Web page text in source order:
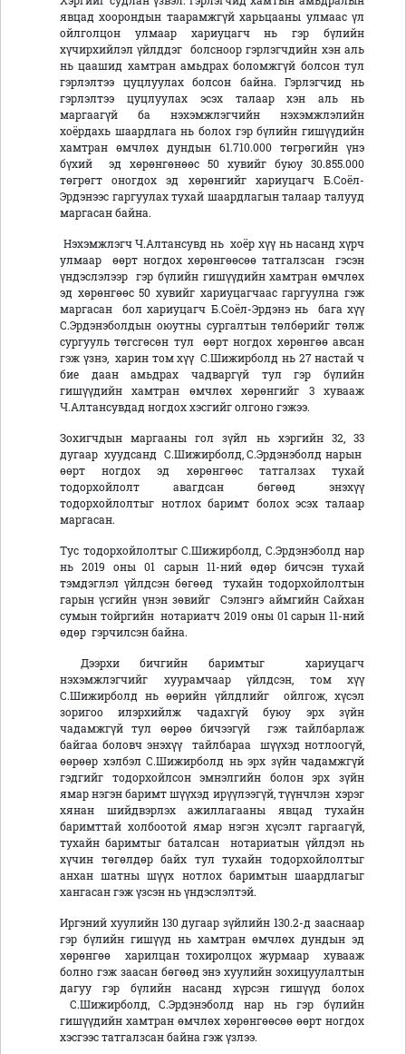
явцад хоорондын таарамжгүй харьцааны улмаас үл
ойлголцон улмаар хариуцагч нь гэр бүлийн
хүчирхийлэл үйлддэг болсноор гэрлэгчдийн хэн аль
нь цаашид хамтран амьдрах боломжгүй болсон тул
гэрлэлтээ цуцлуулах болсон байна. Гэрлэгчид нь
гэрлэлтээ цуцлуулах эсэх талаар хэн аль нь
маргаагүй ба нэхэмжлэгчийн нэхэмжлэлийн
хоёрдахь шаардлага нь болох гэр бүлийн гишүүдийн
хамтран өмчлөх дундын 61.710.000 төгрөгийн үнэ
бүхий эд хөрөнгөнөөс 50 хувийг буюу 30.855.000
төгрөгт оногдох эд хөрөнгийг хариуцагч Б.Соёл-
Эрдэнээс гаргуулах тухай шаардлагын талаар талууд
маргасан байна.
Нэхэмжлэгч Ч.Алтансувд нь хоёр хүү нь насанд хүрч
улмаар өөрт ногдох хөрөнгөөсөө татгалзсан гэсэн
үндэслэлээр гэр бүлийн гишүүдийн хамтран өмчлөх
эд хөрөнгөөс 50 хувийг хариуцагчаас гаргуулна гэж
маргасан бол хариуцагч Б.Соёл-Эрдэнэ нь бага хүү
С.Эрдэнэболдын оюутны сургалтын төлбөрийг төлж
сургууль төгсгөсөн тул өөрт ногдох хөрөнгөө авсан
гэж үзнэ, харин том хүү С.Шижирболд нь 27 настай ч
бие даан амьдрах чадваргүй тул гэр бүлийн
гишүүдийн хамтран өмчлөх хөрөнгийг 3 хувааж
Ч.Алтансувдад ногдох хэсгийг олгоно гэжээ.
Зохигчдын маргааны гол зүйл нь хэргийн 32, 33
дугаар хуудсанд С.Шижирболд, С.Эрдэнэболднарын
өөрт ногдох эд хөрөнгөөс татгалзах тухай
тодорхойлолт авагдсан бөгөөд энэхүү
тодорхойлолтыг нотлох баримт болох эсэх талаар
маргасан.
Тус тодорхойлолтыг С.Шижирболд, С.Эрдэнэболд нар
нь 2019 оны 01 сарын 11-ний өдөр бичсэн тухай
тэмдэглэл үйлдсэн бөгөөд тухайн тодорхойлолтын
гарын үсгийн үнэн зөвийг Сэлэнгэ аймгийн Сайхан
сумын тойргийн нотариатч 2019 оны 01 сарын 11-ний
өдөр гэрчилсэн байна.
Дээрхи бичгийн баримтыг хариуцагч
нэхэмжлэгчийг хуурамчаар үйлдсэн, том хүү
С.Шижирболд нь өөрийн үйлдлийг ойлгож, хүсэл
зоригоо илэрхийлж чадахгүй буюу эрх зүйн
чадамжгүй тул өөрөө бичээгүй гэж тайлбарлаж
байгаа боловч энэхүү тайлбараа шүүхэд нотлоогүй,
өөрөөр хэлбэл С.Шижирболд нь эрх зүйн чадамжгүй
гэдгийг тодорхойлсон эмнэлгийн болон эрх зүйн
ямар нэгэн баримт шүүхэд ирүүлээгүй, түүнчлэн хэрэг
хянан шийдвэрлэх ажиллагааны явцад тухайн
баримттай холбоотой ямар нэгэн хүсэлт гаргаагүй,
тухайн баримтыг баталсан нотариатын үйлдэл нь
хүчин төгөлдөр байх тул тухайн тодорхойлолтыг
анхан шатны шүүх нотлох баримтын шаардлагыг
хангасан гэж үзсэн нь үндэслэлтэй.
Иргэний хуулийн 130 дугаар зүйлийн 130.2-д зааснаар
гэр бүлийн гишүүд нь хамтран өмчлөх дундын эд
хөрөнгөө харилцан тохиролцох журмаар хувааж
болно гэж заасан бөгөөд энэ хуулийн зохицуулалтын
дагуу гэр бүлийн насанд хүрсэн гишүүд болох
С.Шижирболд, С.Эрдэнэболд нар нь гэр бүлийн
гишүүдийн хамтран өмчлөх хөрөнгөөсөө өөрт ногдох
хэсгээс татгалзсан байна гэж үзлээ.